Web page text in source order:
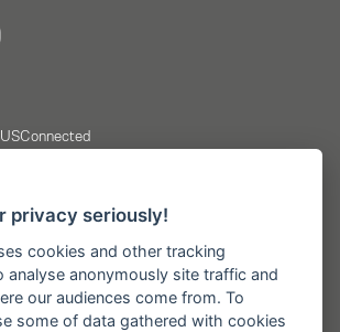
privacy seriously!
cookies and other tracking
analyse anonymously site traffic and
our audiences come from. To
some of data gathered with cookies